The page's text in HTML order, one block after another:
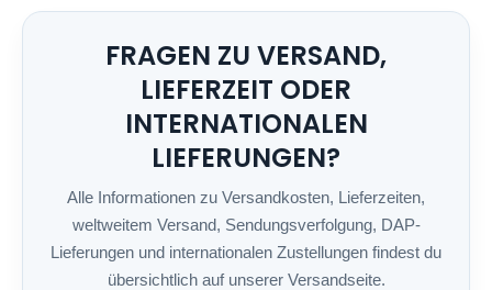
FRAGEN ZU VERSAND,
LIEFERZEIT ODER
INTERNATIONALEN
LIEFERUNGEN?
Alle Informationen zu Versandkosten, Lieferzeiten,
weltweitem Versand, Sendungsverfolgung, DAP-
Lieferungen und internationalen Zustellungen findest du
übersichtlich auf unserer Versandseite.